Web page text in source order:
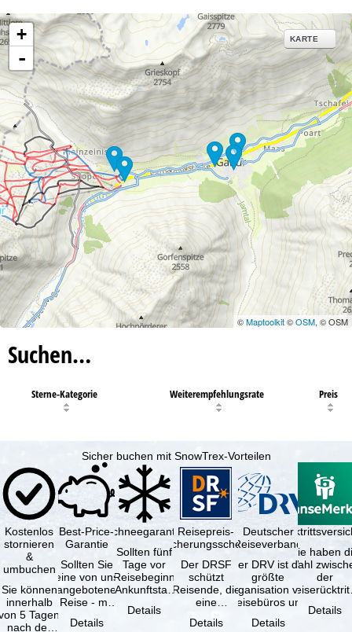
+
-
KARTE
©Maptoolkit©OSM, © OSM
Suchen…
Sterne-Kategorie Weiterempfehlungsrate Preis
Sicher buchen mit SnowTrex-Vorteilen
Kostenlos
stornieren
&
umbuchen
Sie können
innerhalb
5 Tagen
nach der
Best-Price-
Garantie
Sollten Sie
eine von uns
angebotene
Reise - mit
Verfügbarkeit
Details
Schneegarantie
Sollten fünf
Tage vor
Reisebeginn
(Ankunftstag)
aufgrund von
Schneemangel
Details
Reisepreis-
Sicherungsschein
Der DRSF
schützt
Reisende, die
eine
oder
Details
Deutscher
Reiseverband
Der DRV ist die
größte
Organisation von
Reisebüros und
Reiseveranstaltern
in …
Details
Sie haben
Wahl
der
(inklusive
Details